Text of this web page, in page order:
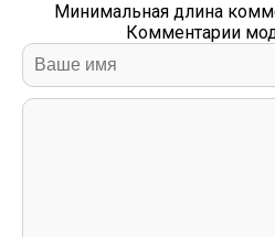
Минимальная длина
Комментарии